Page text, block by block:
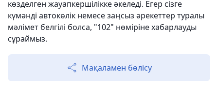
көзделген жауапкершілікке әкеледі. Егер сізге
күмәнді автокөлік немесе заңсыз әрекеттер туралы
мәлімет белгілі болса, "102" нөміріне хабарлауды
сұраймыз.
Мақаламен бөлісу